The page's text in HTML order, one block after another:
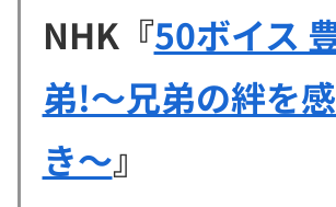
NHK『50ボイス
弟!〜兄弟の絆を
き〜』